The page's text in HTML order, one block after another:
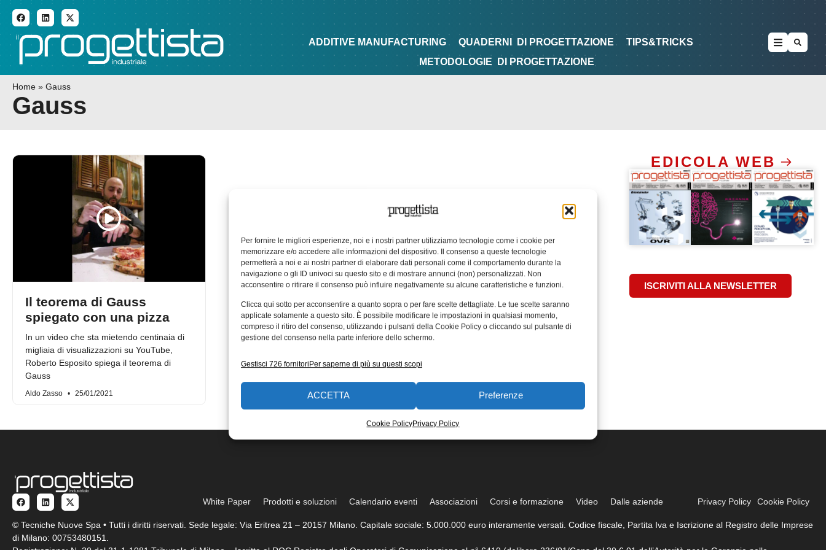
Per fornire le migliori esperienze, noi e i nostri partner utilizziamo tecnologie come i cookie per
memorizzare e/o accedere alle informazioni del dispositivo. Il consenso a queste tecnologie
permetterà a noi e ai nostri partner di elaborare dati personali come il comportamento durante la
navigazione o gli ID univoci su questo sito e di mostrare annunci (non) personalizzati. Non
acconsentire o ritirare il consenso può influire negativamente su alcune caratteristiche e funzioni.
Clicca qui sotto per acconsentire a quanto sopra o per fare scelte dettagliate. Le tue scelte saranno
applicate solamente a questo sito. È possibile modificare le impostazioni in qualsiasi momento,
compreso il ritiro del consenso, utilizzando i pulsanti della Cookie Policy o cliccando sul pulsante di
gestione del consenso nella parte inferiore dello schermo.
Gestisci 726 fornitoriPer saperne di più su questi scopi
ACCETTA Preferenze
Cookie PolicyPrivacy Policy
ADDITIVE MANUFACTURING QUADERNI DI PROGETTAZIONE TIPS&TRICKS METODOLOGIE DI PROGETTAZIONE
ADDITIVE MANUFACTURING QUADERNI DI PROGETTAZIONE
TIPS&TRICKS
METODOLOGIE
DI PROGETTAZIONE
Home » Gauss
Gauss
Il teorema di Gauss
spiegato con una pizza
In un video che sta mietendo centinaia di
migliaia di visualizzazioni su YouTube,
Roberto Esposito spiega il teorema di
Gauss
Aldo Zasso 25/01/2021
EDICOLA WEB
ISCRIVITI ALLA NEWSLETTER
White Paper Prodotti e soluzioni Calendario eventi Associazioni Corsi e formazione Video Dalle aziende Privacy Policy Cookie Policy
© Tecniche Nuove Spa • Tutti i diritti riservati. Sede legale: Via Eritrea 21 – 20157 Milano. Capitale sociale: 5.000.000 euro interamente versati. Codice fiscale, Partita Iva e Iscrizione al Registro delle Imprese
di Milano: 00753480151.